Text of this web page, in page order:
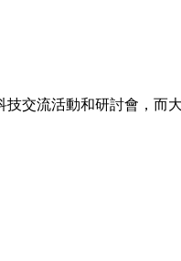
交流活動和研討會，而